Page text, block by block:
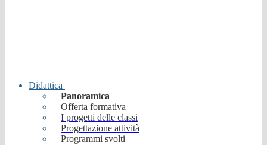
Didattica
Panoramica
Offerta formativa
I progetti delle classi
Progettazione attività
Programmi svolti